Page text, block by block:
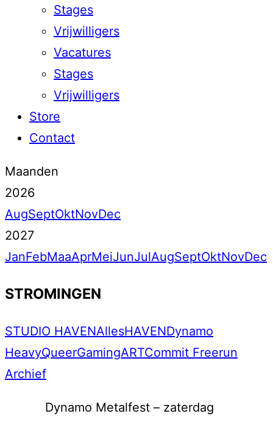
Stages
Vrijwilligers
Vacatures
Stages
Vrijwilligers
Store
Contact
Maanden
2026
AugSeptOktNovDec
2027
JanFebMaaAprMeiJunJulAugSeptOktNovDec
STROMINGEN
STUDIO HAVENAllesHAVENDynamo
HeavyQueerGamingARTCommit Freerun
Archief
Dynamo Metalfest – zaterdag